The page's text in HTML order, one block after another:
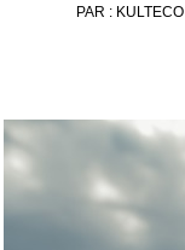
PAR : KULTECO